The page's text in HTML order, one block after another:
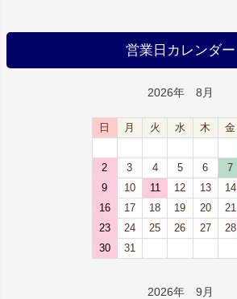
営業日カレンダー
2026年 8月
日 月 火 水 木 金
2
3 4 5 6 7
9
10 11 12 13 14
16
17 18 19 20 21
23
24 25 26 27 28
30
31
2026年 9月